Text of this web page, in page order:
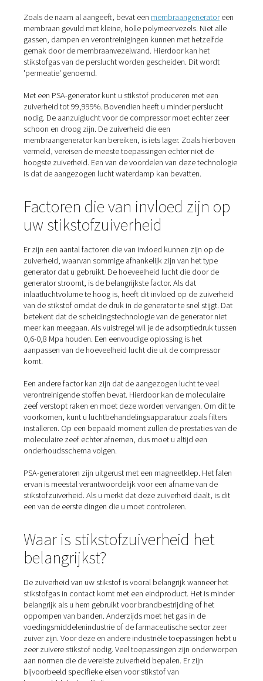
Soorten stikstofgeneratoren
Er worden twee verschillende technologieën gebruikt
productie van stikstof op locatie: pressure swing
(PSA) en membraan. Het belangrijkste ingrediënt in elk
perslucht, die 78% stikstof bevat. In de generator
stikstof gescheiden van de rest van de lucht.
bestaat uit twee afzonderlijke drukvaten. De ene wordt
om de stikstof uit te filteren terwijl de andere
Zoals de naam al aangeeft, bevat een
membraan gevuld met kleine, holle polymeervezels.
gassen, dampen en verontreinigingen kunnen met
gemak door de membraanvezelwand. Hierdoor kan het
stikstofgas van de perslucht worden gescheiden. Dit
'permeatie' genoemd.
Met een PSA-generator kunt u stikstof produceren met
zuiverheid tot 99,999%. Bovendien heeft u minder
schoon en droog zijn. De zuiverheid die een
membraangenerator kan bereiken, is iets lager. Zoals
vermeld, vereisen de meeste toepassingen echter niet
hoogste zuiverheid. Een van de voordelen van deze
is dat de aangezogen lucht waterdamp kan bevatten.
Factoren die van invloed
uw stikstofzuiverheid
Er zijn een aantal factoren die van invloed kunnen zijn
zuiverheid, waarvan sommige afhankelijk zijn van het
generator dat u gebruikt. De hoeveelheid lucht die
generator stroomt, is de belangrijkste factor. Als dat
inlaatluchtvolume te hoog is, heeft dit invloed op de
van de stikstof omdat de druk in de generator te snel
betekent dat de scheidingstechnologie van de
meer kan meegaan. Als vuistregel wil je de
0,6-0,8 Mpa houden. Een eenvoudige oplossing is het
aanpassen van de hoeveelheid lucht die uit de
komt.